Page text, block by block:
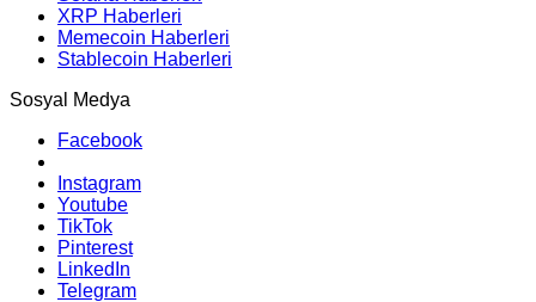
XRP Haberleri
Memecoin Haberleri
Stablecoin Haberleri
Sosyal Medya
Facebook
Instagram
Youtube
TikTok
Pinterest
LinkedIn
Telegram